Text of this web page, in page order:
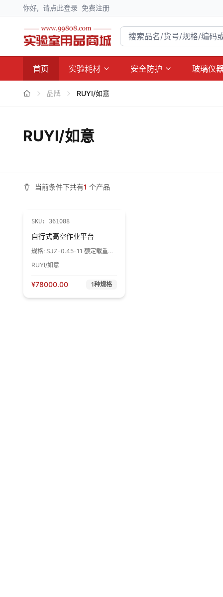
你好, 请点此登录 免费注册
首页 实验耗材 安全防护 玻璃仪
品牌 RUYI/如意
RUYI/如意
当前条件下共有1 个产品
SKU: 361088
自行式高空作业平台
规格: SJZ-0.45-11 额定载重
1580mm，最高高度
2100*1150mm，电动驱动行
RUYI/如意
¥78000.00 1种规格